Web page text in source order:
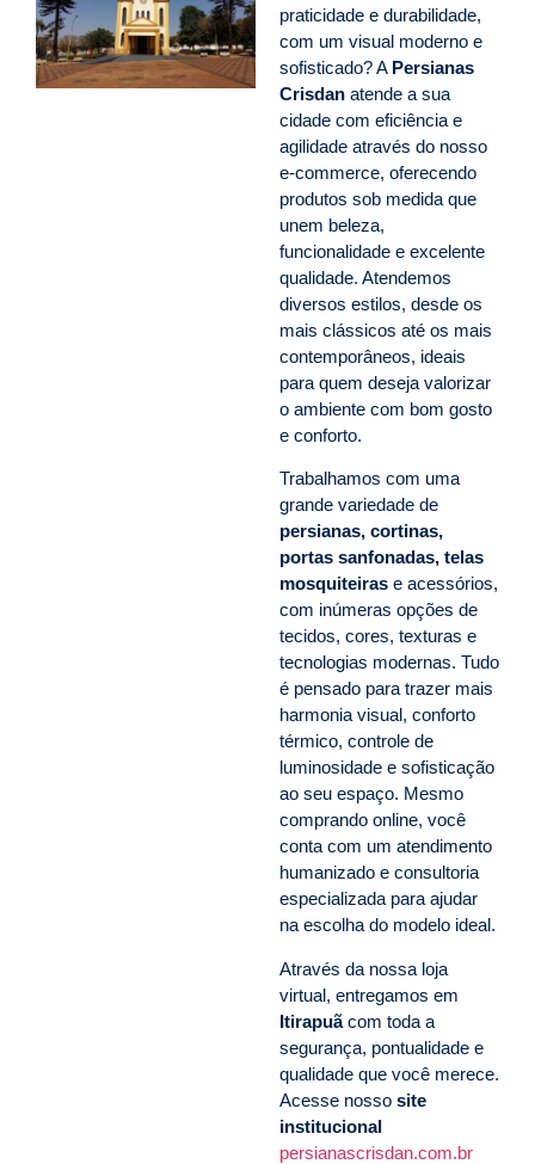
praticidade e durabilidade,
com um visual moderno e
sofisticado? A Persianas
Crisdan atende a sua
cidade com eficiência e
agilidade através do nosso
e-commerce, oferecendo
produtos sob medida que
unem beleza,
funcionalidade e excelente
qualidade. Atendemos
diversos estilos, desde os
mais clássicos até os mais
contemporâneos, ideais
para quem deseja valorizar
o ambiente com bom gosto
e conforto.
Trabalhamos com uma
grande variedade de
persianas, cortinas,
portas sanfonadas, telas
mosquiteiras e acessórios,
com inúmeras opções de
tecidos, cores, texturas e
tecnologias modernas. Tudo
é pensado para trazer mais
harmonia visual, conforto
térmico, controle de
luminosidade e sofisticação
ao seu espaço. Mesmo
comprando online, você
conta com um atendimento
humanizado e consultoria
especializada para ajudar
na escolha do modelo ideal.
Através da nossa loja
virtual, entregamos em
Itirapuãcom toda a
segurança, pontualidade e
qualidade que você merece.
Acesse nosso site
institucional
persianascrisdan.com.br